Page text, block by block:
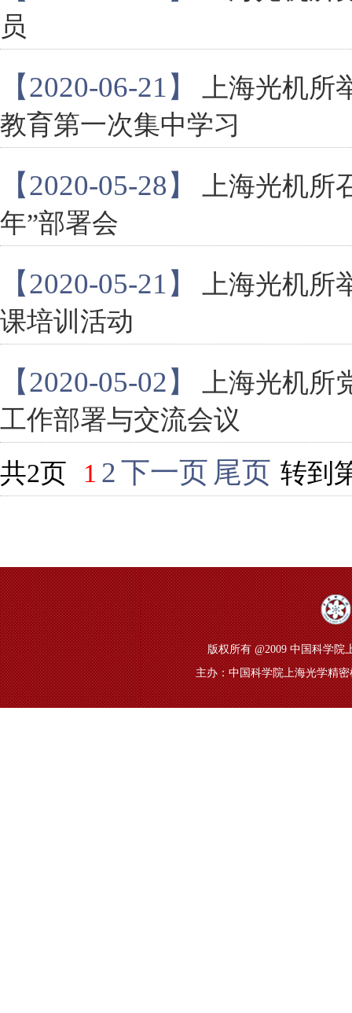
员
【2020-06-21】
上海光机
教育第一次集中学习
【2020-05-28】
上海光机所
年”部署会
【2020-05-21】
上海光机
课培训活动
【2020-05-02】
上海光机
工作部署与交流会议
共2页
1 2下一页 尾页 转到
版权所有 @2009 中国科学院
主办：中国科学院上海光学精